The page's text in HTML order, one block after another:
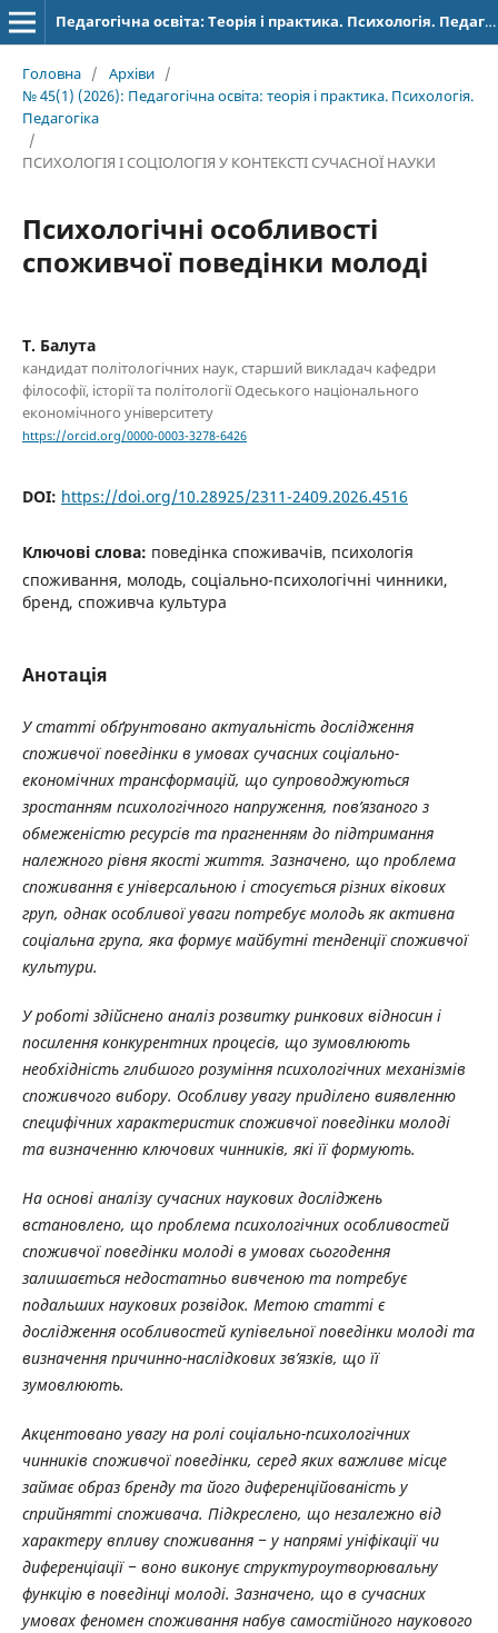
Педагогічна освіта: Теорія і практика. Психологія. Педагогіка.
Головна / Архіви /
№ 45(1) (2026): Педагогічна освіта: теорія і практика. Психологія.
Педагогіка
/
ПСИХОЛОГІЯ І СОЦІОЛОГІЯ У КОНТЕКСТІ СУЧАСНОЇ НАУКИ
Психологічні особливості
споживчої поведінки молоді
Т. Балута
кандидат політологічних наук, старший викладач кафедри
філософії, історії та політології Одеського національного
економічного університету
https://orcid.org/0000-0003-3278-6426
DOI: https://doi.org/10.28925/2311-2409.2026.4516
Ключові слова: поведінка споживачів, психологія
споживання, молодь, соціально-психологічні чинники,
бренд, споживча культура
Анотація
У статті обґрунтовано актуальність дослідження
споживчої поведінки в умовах сучасних соціально-
економічних трансформацій, що супроводжуються
зростанням психологічного напруження, пов’язаного з
обмеженістю ресурсів та прагненням до підтримання
належного рівня якості життя. Зазначено, що проблема
споживання є універсальною і стосується різних вікових
груп, однак особливої уваги потребує молодь як активна
соціальна група, яка формує майбутні тенденції споживчої
культури.
У роботі здійснено аналіз розвитку ринкових відносин і
посилення конкурентних процесів, що зумовлюють
необхідність глибшого розуміння психологічних механізмів
споживчого вибору. Особливу увагу приділено виявленню
специфічних характеристик споживчої поведінки молоді
та визначенню ключових чинників, які її формують.
На основі аналізу сучасних наукових досліджень
встановлено, що проблема психологічних особливостей
споживчої поведінки молоді в умовах сьогодення
залишається недостатньо вивченою та потребує
подальших наукових розвідок. Метою статті є
дослідження особливостей купівельної поведінки молоді та
визначення причинно-наслідкових зв’язків, що її
зумовлюють.
Акцентовано увагу на ролі соціально-психологічних
чинників споживчої поведінки, серед яких важливе місце
займає образ бренду та його диференційованість у
сприйнятті споживача. Підкреслено, що незалежно від
характеру впливу споживання ‒ у напрямі уніфікації чи
диференціації ‒ воно виконує структуроутворювальну
функцію в поведінці молоді. Зазначено, що в сучасних
умовах феномен споживання набув самостійного наукового